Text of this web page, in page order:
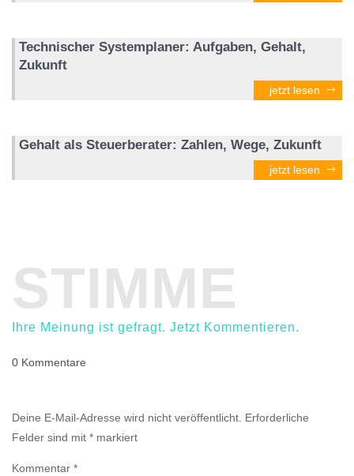
Technischer Systemplaner: Aufgaben, Gehalt,
Zukunft
jetzt lesen
Gehalt als Steuerberater: Zahlen, Wege, Zukunft
jetzt lesen
STIMME
Ihre Meinung ist gefragt. Jetzt Kommentieren.
0 Kommentare
Deine E-Mail-Adresse wird nicht veröffentlicht. Erforderliche
Felder sind mit * markiert
Kommentar *